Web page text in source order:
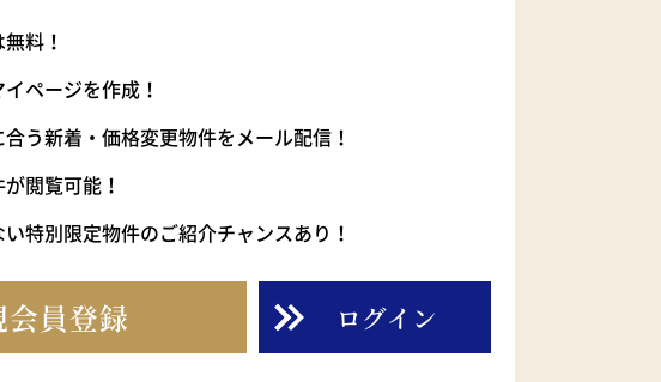
料！
ページを作成！
う新着・価格変更物件をメール配信！
閲覧可能！
特別限定物件のご紹介チャンスあり！
会員登録 ログイン